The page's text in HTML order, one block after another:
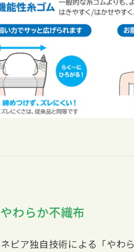
やわらか不織布
ネピア独自技術による「やわ